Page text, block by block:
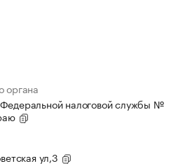
органа
налоговой службы №
ул,3